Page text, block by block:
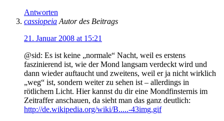
Antworten
cassiopeia Autor des Beitrags
21. Januar 2008 at 15:21
@sid: Es ist keine „normale“ Nacht, weil es erstens
faszinierend ist, wie der Mond langsam verdeckt wird und
dann wieder auftaucht und zweitens, weil er ja nicht wirklich
„weg“ ist, sondern weiter zu sehen ist – allerdings in
rötlichem Licht. Hier kannst du dir eine Mondfinsternis im
Zeitraffer anschauen, da sieht man das ganz deutlich:
http://de.wikipedia.org/wiki/B.....-43img.gif